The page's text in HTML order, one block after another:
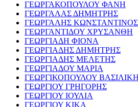
ΓΕΩΡΓΑΚΟΠΟΥΛΟΥ ΦΑΝΗ
ΓΕΩΡΓΑΛΑΣ ΔΗΜΗΤΡΗΣ
ΓΕΩΡΓΑΛΗΣ ΚΩΝΣΤΑΝΤΙΝΟΣ
ΓΕΩΡΓΑΝΤΙΔΟΥ ΧΡΥΣΑΝΘΗ
ΓΕΩΡΓΙΑΔΗ ΦΙΟΝΑ
ΓΕΩΡΓΙΑΔΗΣ ΔΗΜΗΤΡΗΣ
ΓΕΩΡΓΙΑΔΗΣ ΜΕΛΕΤΗΣ
ΓΕΩΡΓΙΑΔΟΥ ΜΑΡΙΑ
ΓΕΩΡΓΙΚΟΠΟΥΛΟΥ ΒΑΣΙΛΙΚΗ
ΓΕΩΡΓΙΟΥ ΓΡΗΓΟΡΗΣ
ΓΕΩΡΓΙΟΥ ΙΟΥΛΙΑ
ΓΕΩΡΓΙΟΥ ΚΙΚΑ